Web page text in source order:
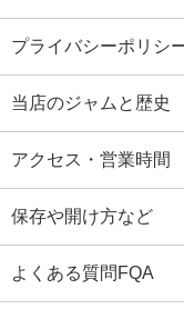
プライバシーポリシ
当店のジャムと歴史
アクセス・営業時間
保存や開け方など
よくある質問FQA